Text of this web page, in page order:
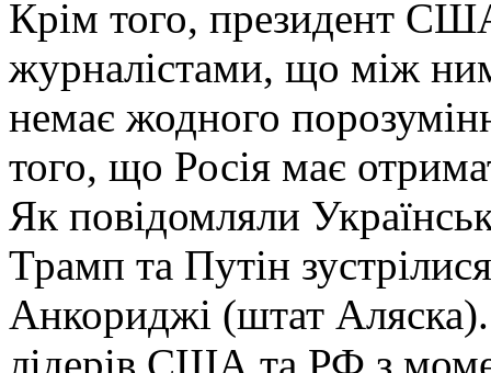
Крім того, президент США
журналістами, що між
немає жодного
того, що Росія має
Як повідомляли
Трамп та Путін
Анкориджі (штат
лідерів США та РФ з